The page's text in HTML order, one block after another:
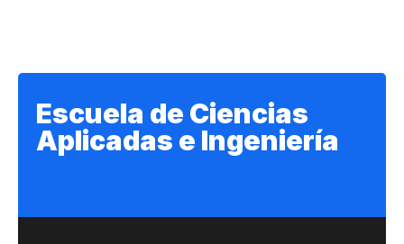
Escuela de Ciencias
Aplicadas e Ingeniería